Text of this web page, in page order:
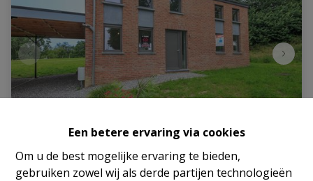
Een betere ervaring via cookies
Om u de best mogelijke ervaring te bieden,
gebruiken zowel wij als derde partijen technologieën
Villa